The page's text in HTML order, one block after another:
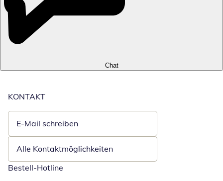
Chat
KONTAKT
E-Mail schreiben
Öffnet E-Mail-Client
Alle Kontaktmöglichkeiten
Bestell-Hotline